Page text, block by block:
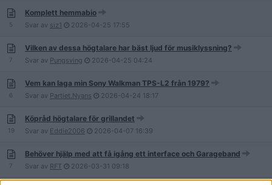
5
Komplett hemmabio
Svar av siz1 2026-04-25 17:55
7
Vilken av dessa högtalare har bäst ljud för musiklyssning?
Svar av Pungsving 2026-04-25 04:24
6
Vem kan laga min Sony Walkman TPS-L2 från 1979?
Svar av Partiet.Nyans 2026-04-24 18:17
19
Köpråd högtalare för grillandet
Svar av Eddie2006 2026-04-07 16:39
7
Behöver hjälp med att få igång ett interface och Garageband
Svar av RFT 2026-03-31 09:18